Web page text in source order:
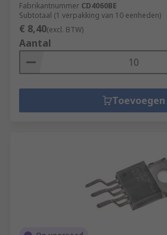
Fabrikantnummer CD4060BE
Subtotaal (1 verpakking van 10 eenheden)
€ 8,40(excl. BTW)
Aantal
Toevoegen